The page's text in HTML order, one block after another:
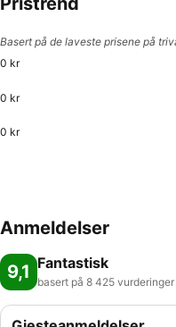
Basert på de laveste prisene på
0 kr
0 kr
0 kr
Anmeldelser
9,1 Fantastisk
basert på 8 425